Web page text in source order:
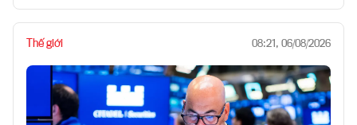
Thế giới 08:21, 06/08/2026